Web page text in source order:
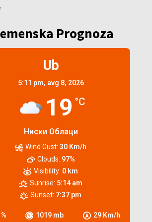
Prognoza
Ub
5:11 pm, avg 8, 2026
19 °C
Ниски Облаци
1019 mb 29 Km/h
Wind Gust: 30 Km/h
Clouds: 97%
Visibility: 0 km
Sunrise: 5:14 am
Sunset: 7:37 pm